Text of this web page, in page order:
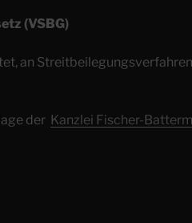
(VSBG)
an
der Kanzlei Fischer-